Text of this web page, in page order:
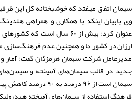
سیمان اتفاق میفتد که خوشبختانه کل این
وی بابیان اینکه با همکاری و همراهی
عنوان کرد: بیش از ۶۰ سال
ارزان در کشور ما و همچنین عدم
مدیرعامل شرکت سیمان هرمزگان گفت: آمار
جدید در قالب سیمان‌های آمیخته و
سیمان است از ۹۶ درصد به ۹۰ درصد کاهش پیداکرده است؛ کافی نیست اما خبر خوبی است.
فرهنگ استفاده از سیمان‌های آمیخته